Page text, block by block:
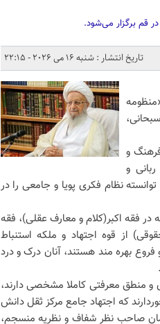
قم برگزار می‌شود.
تاریخ انتشار : شنبه 16 می 2026 - 22:15
و
و
نظام فکری پویا و جامعی را در
در فقه اکبر(کلام و معارف عقلی)، فقه
از قوه اجتهاد و ملکه استنباط
بهره مند هستند، آنان درک و درد
و منطق معرفتی کاملا مشخصی دارند،
که اجتهاد جامع مرکز ثقل دانش
صاحب نظرِ شفاف و نظریه منسجم،